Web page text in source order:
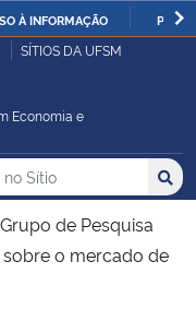
À INFORMAÇÃO
SÍTIOS DA UFSM
Economia e
no no Sítio
Grupo de Pesquisa
o mercado de